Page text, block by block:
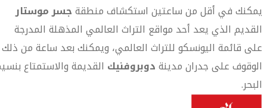
يمكنك في أقل من ساعتين استكشاف منطقةجسر موستار
القديم الذي يعد أحد مواقع التراث العالمي المذهلة المدرجة
على قائمة اليونسكو للتراث العالمي، ويمكنك بعد ساعة من ذلك
الوقوف على جدران مدينةدوبروفنيك القديمة والاستمتاع
البحر.